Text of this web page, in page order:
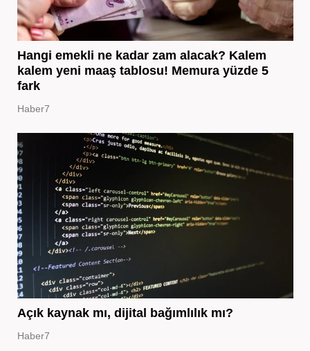
Hangi emekli ne kadar zam alacak? Kalem
kalem yeni maaş tablosu! Memura yüzde 5
fark
Haber7
Açık kaynak mı, dijital bağımlılık mı?
Haber7